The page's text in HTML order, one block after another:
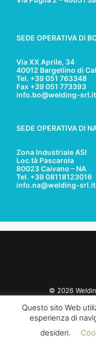
SEDE OPERATIVA DI
Via XX Aprile, 34
40012 Bargellino di
Tel. +39 051 763348
Fax +39 051 773393
info.bo@welding-srl.it
SEDE OPERATIVA DI
Zona Industriale ASI
Loc.tà Pascarola
80023 Caivano – NA
Tel. +39 08118123016
info.na@welding-srl.it
© 2026
Questo sito Web
esperienza di
desideri.